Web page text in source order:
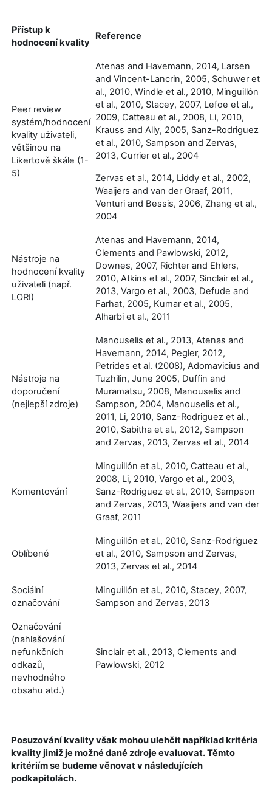
Přístup k
hodnocení kvality
Reference
Peer review
systém/hodnocení
kvality uživateli,
většinou na
Likertově škále (1-
5)
Atenas and Havemann, 2014, Larsen
and Vincent-Lancrin, 2005, Schuwer et
al., 2010, Windle et al., 2010, Minguillón
et al., 2010, Stacey, 2007, Lefoe et al.,
2009, Catteau et al., 2008, Li, 2010,
Krauss and Ally, 2005, Sanz-Rodriguez
et al., 2010, Sampson and Zervas,
2013, Currier et al., 2004
Zervas et al., 2014, Liddy et al., 2002,
Waaijers and van der Graaf, 2011,
Venturi and Bessis, 2006, Zhang et al.,
2004
Nástroje na
hodnocení kvality
uživateli (např.
LORI)
Atenas and Havemann, 2014,
Clements and Pawlowski, 2012,
Downes, 2007, Richter and Ehlers,
2010, Atkins et al., 2007, Sinclair et al.,
2013, Vargo et al., 2003, Defude and
Farhat, 2005, Kumar et al., 2005,
Alharbi et al., 2011
Nástroje na
doporučení
(nejlepší zdroje)
Manouselis et al., 2013, Atenas and
Havemann, 2014, Pegler, 2012,
Petrides et al. (2008), Adomavicius and
Tuzhilin, June 2005, Duffin and
Muramatsu, 2008, Manouselis and
Sampson, 2004, Manouselis et al.,
2011, Li, 2010, Sanz-Rodriguez et al.,
2010, Sabitha et al., 2012, Sampson
and Zervas, 2013, Zervas et al., 2014
Komentování
Minguillón et al., 2010, Catteau et al.,
2008, Li, 2010, Vargo et al., 2003,
Sanz-Rodriguez et al., 2010, Sampson
and Zervas, 2013, Waaijers and van der
Graaf, 2011
Oblíbené
Minguillón et al., 2010, Sanz-Rodriguez
et al., 2010, Sampson and Zervas,
2013, Zervas et al., 2014
Sociální
označování
Minguillón et al., 2010, Stacey, 2007,
Sampson and Zervas, 2013
Označování
(nahlašování
nefunkčních
odkazů,
nevhodného
obsahu atd.)
Sinclair et al., 2013, Clements and
Pawlowski, 2012
Posuzování kvality však mohou ulehčit například kritéria
kvality jimiž je možné dané zdroje evaluovat. Těmto
kritériím se budeme věnovat v následujících
podkapitolách.